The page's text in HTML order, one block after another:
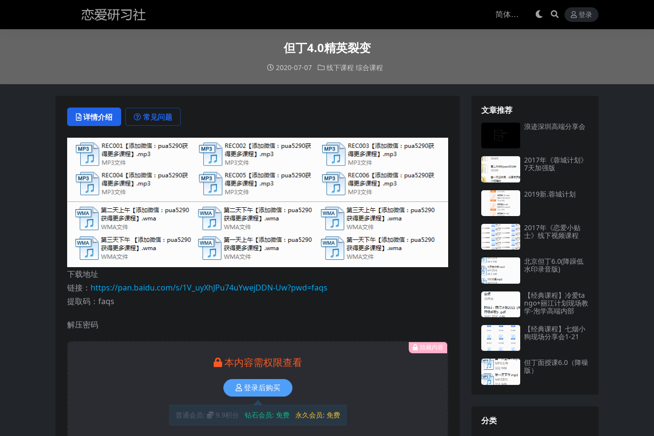
登录
但丁4.0精英裂变
2020-07-07 线下课程 综合课程
详情介绍 常见问题
下载地址
链接： https://pan.baidu.com/s/1V_uyXhJPu74uYwejDDN-Uw?pwd=faqs
提取码：faqs
解压密码
隐藏内容
本内容需权限查看
登录后购买
普通会员: 9.9积分 钻石会员: 免费 永久会员: 免费
文章推荐
浪迹深圳高端分享会
2017年《蓉城计划》
7天加强版
2019新.蓉城计划
2017年《恋爱小贴
士》线下视频课程
北京但丁6.0(降躁低
水印录音版)
【经典课程】冷爱ta
ngo+丽江计划现场教
学-泡学高端内部
【经典课程】七烟小
狗现场分享会1-21
但丁面授课6.0（降噪
版）
分类